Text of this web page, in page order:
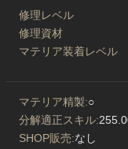
修理レベル
修理資材
マテリア装着レベル
マテリア精製:○
分解適正スキル:
SHOP販売:なし